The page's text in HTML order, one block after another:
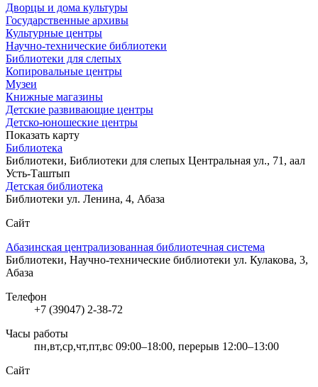
Дворцы и дома культуры
Государственные архивы
Культурные центры
Научно-технические библиотеки
Библиотеки для слепых
Копировальные центры
Музеи
Книжные магазины
Детские развивающие центры
Детско-юношеские центры
Показать карту
Библиотека
Библиотеки, Библиотеки для слепых Центральная ул., 71, аал
Усть-Таштып
Детская библиотека
Библиотеки ул. Ленина, 4, Абаза
Сайт
Абазинская централизованная библиотечная система
Библиотеки, Научно-технические библиотеки ул. Кулакова, 3,
Абаза
Телефон
+7 (39047) 2-38-72
Часы работы
пн,вт,ср,чт,пт,вс 09:00–18:00, перерыв 12:00–13:00
Сайт